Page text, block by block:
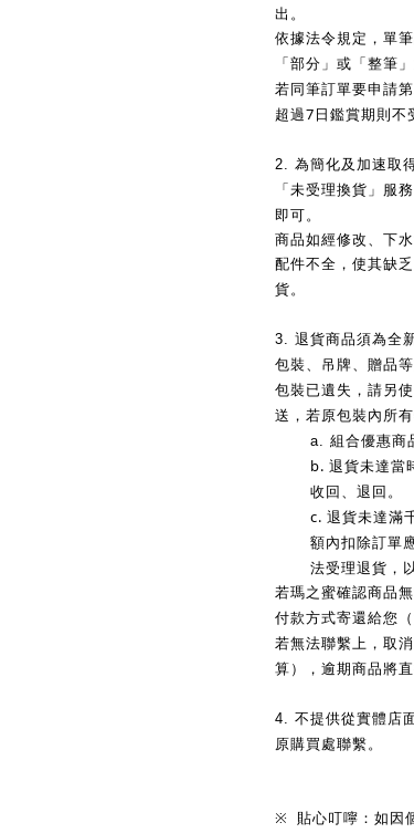
出。
依據法令規定，單
「部分」或「整筆
若同筆訂單要申請
超過7 日鑑賞期則不
2. 為簡化及加速取
「未受理換貨」服
即可。
商品如經修改、下
配件不全，使其缺
貨。
3. 退貨商品須為全
包裝、吊牌、贈品
包裝已遺失，請另
送，若原包裝內所
a. 組合優惠商
b. 退貨未達當
收回、退回。
c. 退貨未達滿
額內扣除訂單
法受理退貨，
若瑪之蜜確認商品
付款方式寄還給您
若無法聯繫上，取
算），逾期商品將
4. 不提供從實體店
原購買處聯繫。
※
貼心叮嚀：如因